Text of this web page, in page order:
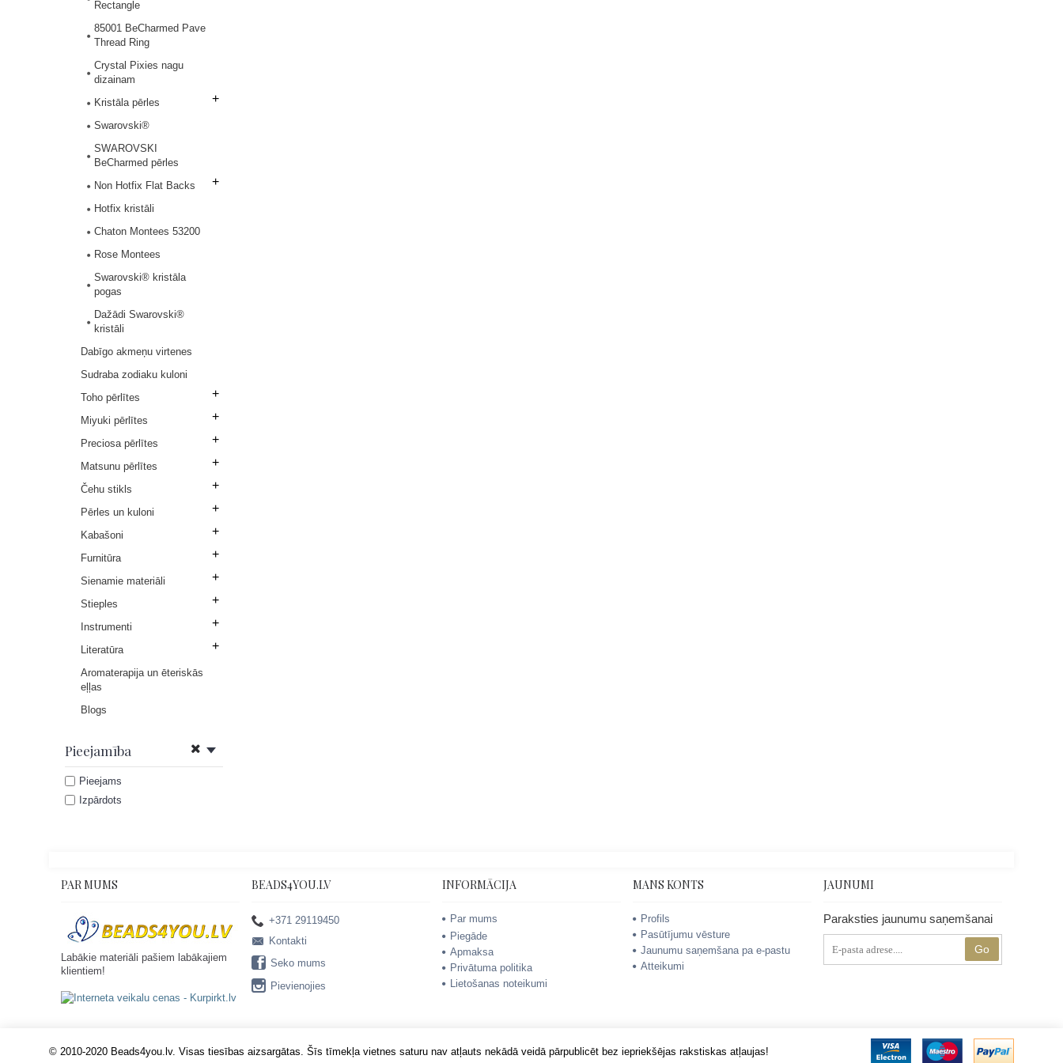
Rectangle
85001 BeCharmed Pave
Thread Ring
Crystal Pixies nagu
dizainam
Kristāla pērles
+
Swarovski®
SWAROVSKI
BeCharmed pērles
Non Hotfix Flat Backs
+
Hotfix kristāli
Chaton Montees 53200
Rose Montees
Swarovski® kristāla
pogas
Dažādi Swarovski®
kristāli
Dabīgo akmeņu virtenes
Sudraba zodiaku kuloni
Toho pērlītes
+
Miyuki pērlītes +
Preciosa pērlītes +
Matsunu pērlītes +
Čehu stikls +
Pērles un kuloni +
Kabašoni +
Furnitūra +
Sienamie materiāli +
Stieples +
Instrumenti +
Literatūra +
Aromaterapija un ēteriskās
eļļas
Blogs
Pieejamība
Pieejams
Izpārdots
PAR MUMS
Labākie materiāli pašiem labākajiem
klientiem!
BEADS4YOU.LV
+371 29119450
Kontakti
Seko mums
Pievienojies
INFORMĀCIJA
Par mums
Piegāde
Apmaksa
Privātuma politika
Lietošanas noteikumi
MANS KONTS
Profils
Pasūtījumu vēsture
Jaunumu saņemšana pa e-pastu
Atteikumi
JAUNUMI
Paraksties jaunumu saņemšanai
Go
© 2010-2020 Beads4you.lv. Visas tiesības aizsargātas. Šīs tīmekļa vietnes saturu nav atļauts nekādā veidā pārpublicēt bez iepriekšējas rakstiskas atļaujas!